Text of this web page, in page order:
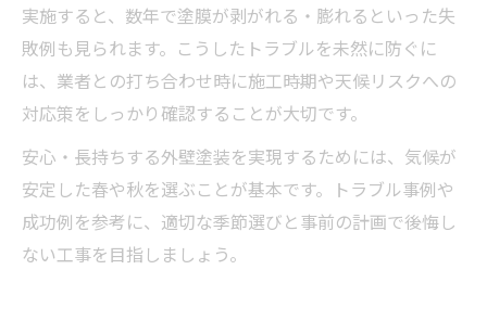
実施すると、数年で塗膜が剥がれる・膨れるといった失
敗例も見られます。こうしたトラブルを未然に防ぐに
は、業者との打ち合わせ時に施工時期や天候リスクへの
対応策をしっかり確認することが大切です。
安心・長持ちする外壁塗装を実現するためには、気候が
安定した春や秋を選ぶことが基本です。トラブル事例や
成功例を参考に、適切な季節選びと事前の計画で後悔し
ない工事を目指しましょう。